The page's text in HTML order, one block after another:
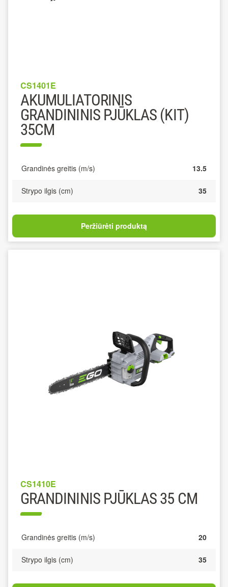
CS1401E
AKUMULIATORINIS
GRANDININIS PJŪKLAS (KIT)
35CM
Grandinės greitis (m/s) 13.5
Strypo ilgis (cm) 35
Peržiūrėti produktą
CS1410E
GRANDININIS PJŪKLAS 35 CM
Grandinės greitis (m/s) 20
Strypo ilgis (cm) 35